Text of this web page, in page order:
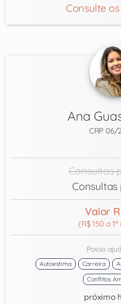
Consulte
Ana
CRP 06/
Consultas
Valor
(R$ 150 a
Posso
Autoestima Carreira
Conflitos
próximo